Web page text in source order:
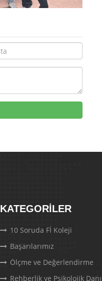
KATEGORILER
10 Soruda Fİ Koleji
Başarılarımız
Ölçme ve Değerlendirme
Rehberlik ve Psikolojik